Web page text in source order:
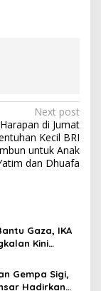
Next post
di Jumat
Kecil BRI
untuk Anak
dan Dhuafa
Gaza, IKA
Kini
Gempa Sigi,
Hadirkan